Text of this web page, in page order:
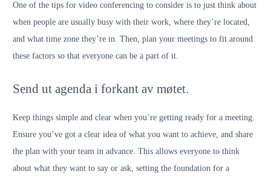
One of the tips for video conferencing to consider is to just think about
when people are usually busy with their work, where they’re located,
and what time zone they’re in. Then, plan your meetings to fit around
these factors so that everyone can be a part of it.
Send ut agenda i forkant av møtet.
Keep things simple and clear when you’re getting ready for a meeting.
Ensure you’ve got a clear idea of what you want to achieve, and share
the plan with your team in advance. This allows everyone to think
about what they want to say or ask, setting the foundation for a